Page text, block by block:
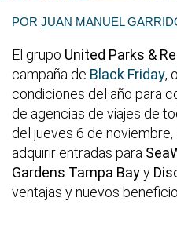
POR JUAN MANUEL
El grupo United Parks &
campaña de Black Friday,
condiciones del año para
de agencias de viajes de
del jueves 6 de
adquirir entradas para
Gardens Tampa Bayy
ventajas y nuevos